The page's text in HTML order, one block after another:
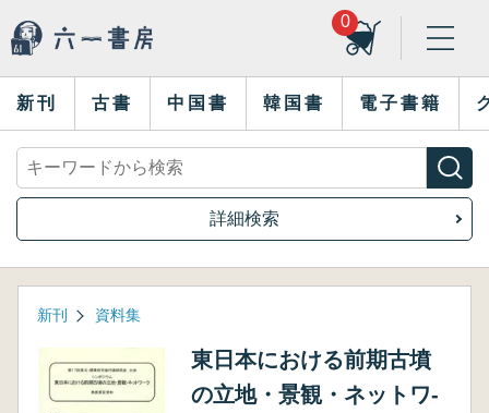
0
新刊 古書 中国書 韓国書 電子書籍
詳細検索
新刊 資料集
東日本における前期古墳
の立地・景観・ネットワ-